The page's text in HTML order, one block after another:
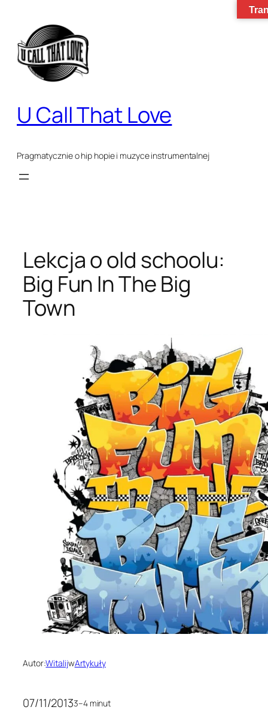
treści
U Call That Love
Pragmatycznie o hip hopie i muzyce instrumentalnej
Lekcja o old schoolu:
Big Fun In The Big
Town
Autor:WitalijwArtykuły
07/11/20133–4 minut